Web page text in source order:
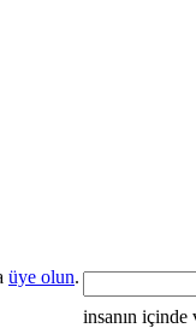
üye olun.
insanın içinde